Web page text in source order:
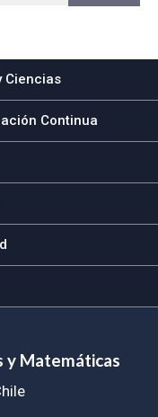
Ciencias
Continua
y Matemáticas